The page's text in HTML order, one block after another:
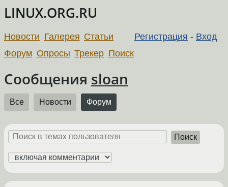
LINUX.ORG.RU
Регистрация - Вход
Новости Галерея Статьи
Форум Опросы Трекер Поиск
Сообщения sloan
Все Новости Форум
Поиск